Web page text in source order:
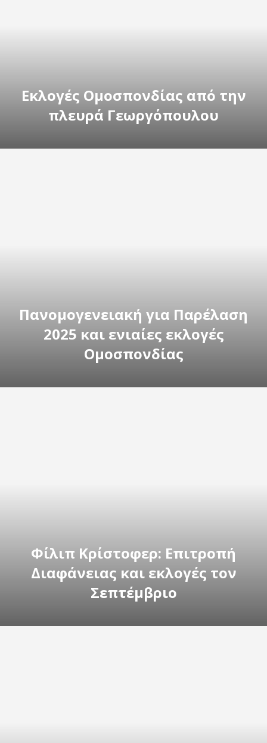
Εκλογές Ομοσπονδίας από την
πλευρά Γεωργόπουλου
Πανομογενειακή για Παρέλαση
2025 και ενιαίες εκλογές
Ομοσπονδίας
Φίλιπ Κρίστοφερ: Επιτροπή
Διαφάνειας και εκλογές τον
Σεπτέμβριο